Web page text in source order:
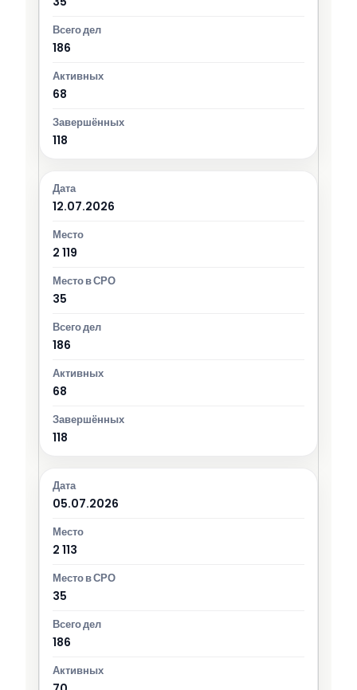
186
68
118
12.07.2026
2 119
35
186
68
118
05.07.2026
2 113
35
186